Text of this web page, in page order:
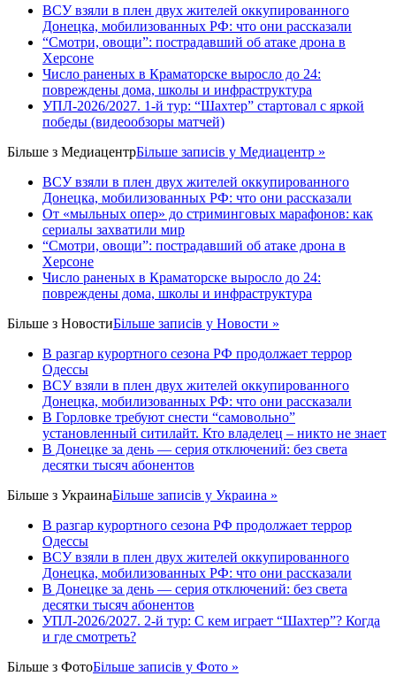
ВСУ взяли в плен двух жителей оккупированного
Донецка, мобилизованных РФ: что они рассказали
“Смотри, овощи”: пострадавший об атаке дрона в
Херсоне
Число раненых в Краматорске выросло до 24:
повреждены дома, школы и инфраструктура
УПЛ-2026/2027. 1-й тур: “Шахтер” стартовал с яркой
победы (видеообзоры матчей)
Більше з МедиацентрБільше записів у Медиацентр »
ВСУ взяли в плен двух жителей оккупированного
Донецка, мобилизованных РФ: что они рассказали
От «мыльных опер» до стриминговых марафонов: как
сериалы захватили мир
“Смотри, овощи”: пострадавший об атаке дрона в
Херсоне
Число раненых в Краматорске выросло до 24:
повреждены дома, школы и инфраструктура
Більше з НовостиБільше записів у Новости »
В разгар курортного сезона РФ продолжает террор
Одессы
ВСУ взяли в плен двух жителей оккупированного
Донецка, мобилизованных РФ: что они рассказали
В Горловке требуют снести “самовольно”
установленный ситилайт. Кто владелец – никто не знает
В Донецке за день — серия отключений: без света
десятки тысяч абонентов
Більше з УкраинаБільше записів у Украина »
В разгар курортного сезона РФ продолжает террор
Одессы
ВСУ взяли в плен двух жителей оккупированного
Донецка, мобилизованных РФ: что они рассказали
В Донецке за день — серия отключений: без света
десятки тысяч абонентов
УПЛ-2026/2027. 2-й тур: С кем играет “Шахтер”? Когда
и где смотреть?
Більше з ФотоБільше записів у Фото »